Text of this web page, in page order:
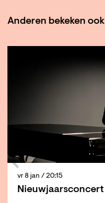
Anderen bekeken ook
Nieuwjaarsconcert
vr 8 jan / 20:15